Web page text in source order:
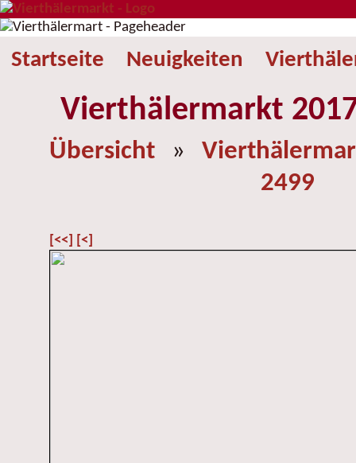
Startseite Neuigkeiten
Vierthälermarkt
Übersicht »
2499
[<<] [<]